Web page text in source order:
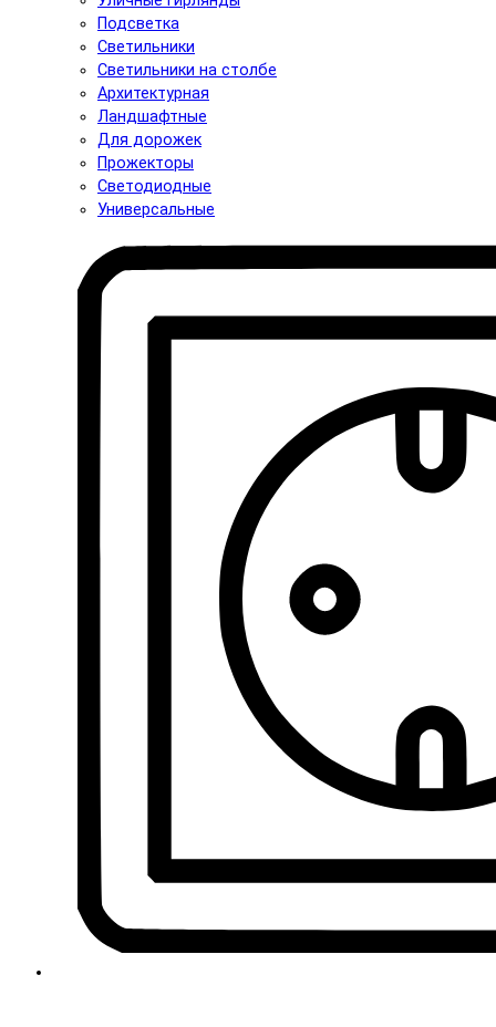
Подсветка
Светильники
Светильники на столбе
Архитектурная
Ландшафтные
Для дорожек
Прожекторы
Светодиодные
Универсальные